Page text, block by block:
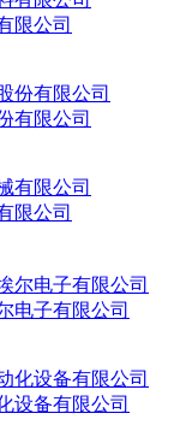
限公司
有限公司
限公司
电子有限公司
设备有限公司